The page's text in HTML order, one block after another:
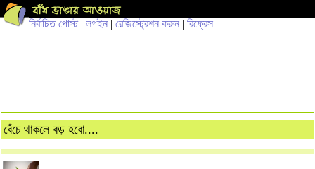
নির্বাচিত পোস্ট| লগইন | রেজিস্ট্রেশন করুন | রিফ্রেস
বেঁচে থাকলে বড় হবো....